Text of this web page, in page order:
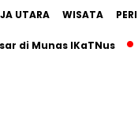
UTARA WISATA
IKaTNus